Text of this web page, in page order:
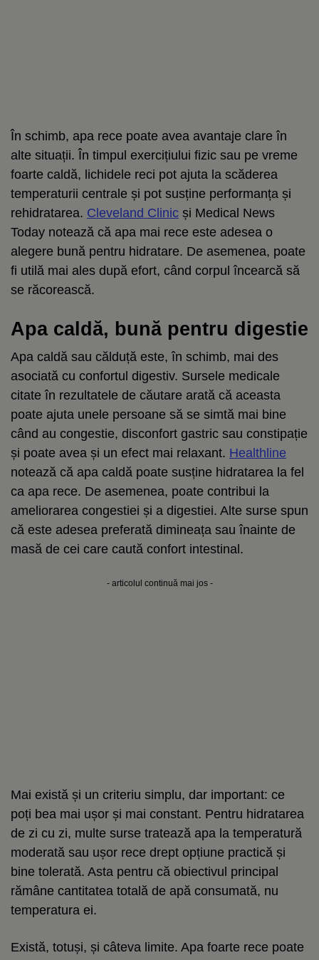
În schimb, apa rece poate avea avantaje clare în
alte situații. În timpul exercițiului fizic sau pe vreme
foarte caldă, lichidele reci pot ajuta la scăderea
temperaturii centrale și pot susține performanța și
rehidratarea. Cleveland Clinic și Medical News
Today notează că apa mai rece este adesea o
alegere bună pentru hidratare. De asemenea, poate
fi utilă mai ales după efort, când corpul încearcă să
se răcorească.
Apa caldă, bună pentru digestie
Apa caldă sau călduță este, în schimb, mai des
asociată cu confortul digestiv. Sursele medicale
citate în rezultatele de căutare arată că aceasta
poate ajuta unele persoane să se simtă mai bine
când au congestie, disconfort gastric sau constipație
și poate avea și un efect mai relaxant. Healthline
notează că apa caldă poate susține hidratarea la fel
ca apa rece. De asemenea, poate contribui la
ameliorarea congestiei și a digestiei. Alte surse spun
că este adesea preferată dimineața sau înainte de
masă de cei care caută confort intestinal.
- articolul continuă mai jos -
Mai există și un criteriu simplu, dar important: ce
poți bea mai ușor și mai constant. Pentru hidratarea
de zi cu zi, multe surse tratează apa la temperatură
moderată sau ușor rece drept opțiune practică și
bine tolerată. Asta pentru că obiectivul principal
rămâne cantitatea totală de apă consumată, nu
temperatura ei.
Există, totuși, și câteva limite. Apa foarte rece poate